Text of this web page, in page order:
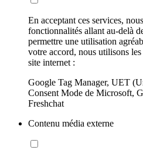
En acceptant ces services,
fonctionnalités allant au-delà
permettre une utilisation
votre accord, nous utilisons
site internet :
Google Tag Manager, UET
Consent Mode de Microsoft,
Freshchat
Contenu média externe